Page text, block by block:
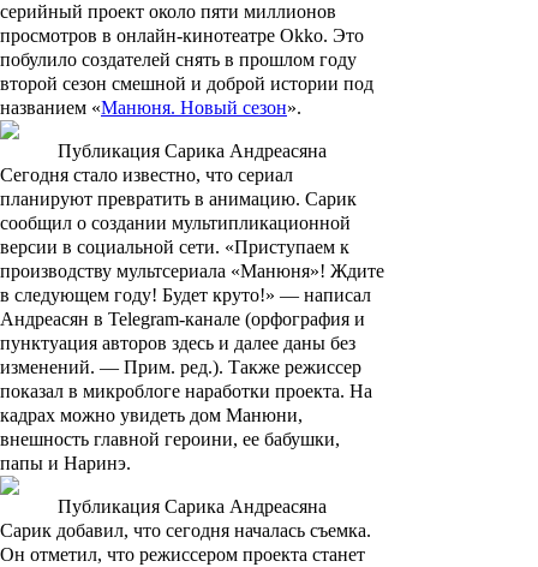
серийный проект около пяти миллионов
просмотров в онлайн-кинотеатре Okko. Это
побулило создателей снять в прошлом году
второй сезон смешной и доброй истории под
названием «Манюня. Новый сезон».
Публикация Сарика Андреасяна
Сегодня стало известно, что сериал
планируют превратить в анимацию. Сарик
сообщил о создании мультипликационной
версии в социальной сети. «Приступаем к
производству мультсериала «Манюня»! Ждите
в следующем году! Будет круто!» — написал
Андреасян в Telegram-канале (орфография и
пунктуация авторов здесь и далее даны без
изменений. — Прим. ред.). Также режиссер
показал в микроблоге наработки проекта. На
кадрах можно увидеть дом Манюни,
внешность главной героини, ее бабушки,
папы и Наринэ.
Публикация Сарика Андреасяна
Сарик добавил, что сегодня началась съемка.
Он отметил, что режиссером проекта станет